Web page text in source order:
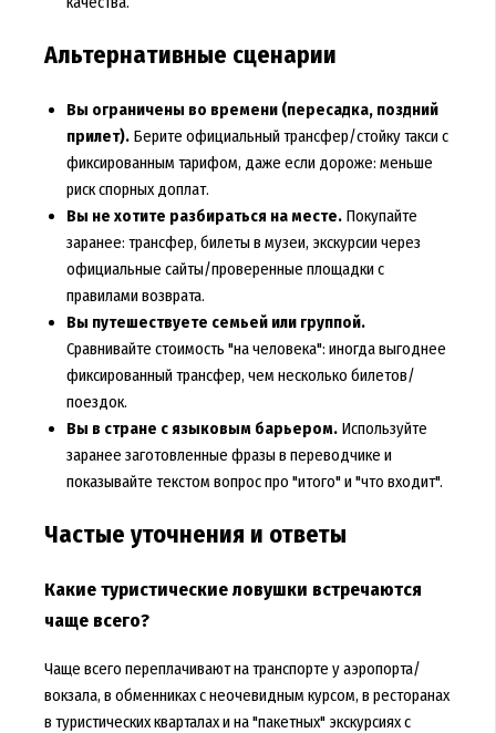
Альтернативные сценарии
Вы ограничены во времени (пересадка, поздний
прилет).Берите официальный трансфер/стойку такси с
фиксированным тарифом, даже если дороже: меньше
риск спорных доплат.
Вы не хотите разбираться на месте.Покупайте
заранее: трансфер, билеты в музеи, экскурсии через
официальные сайты/проверенные площадки с
правилами возврата.
Вы путешествуете семьей или группой.
Сравнивайте стоимость "на человека": иногда выгоднее
фиксированный трансфер, чем несколько билетов/
поездок.
Вы в стране с языковым барьером.Используйте
заранее заготовленные фразы в переводчике и
показывайте текстом вопрос про "итого" и "что входит".
Частые уточнения и ответы
Какие туристические ловушки встречаются
чаще всего?
Чаще всего переплачивают на транспорте у аэропорта/
вокзала, в обменниках с неочевидным курсом, в ресторанах
в туристических кварталах и на "пакетных" экскурсиях с